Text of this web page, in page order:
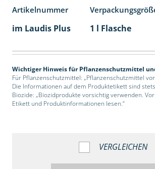
Artikelnummer
im Laudis Plus 1 l Flasche
Wichtiger Hinweis für Pflanzenschutzmittel
Für Pflanzenschutzmittel: „Pflanzenschutzmittel
Die Informationen auf dem Produktetikett sind
Biozide: „Biozidprodukte vorsichtig verwenden.
Etikett und Produktinformationen lesen.“
VERGLEICHEN